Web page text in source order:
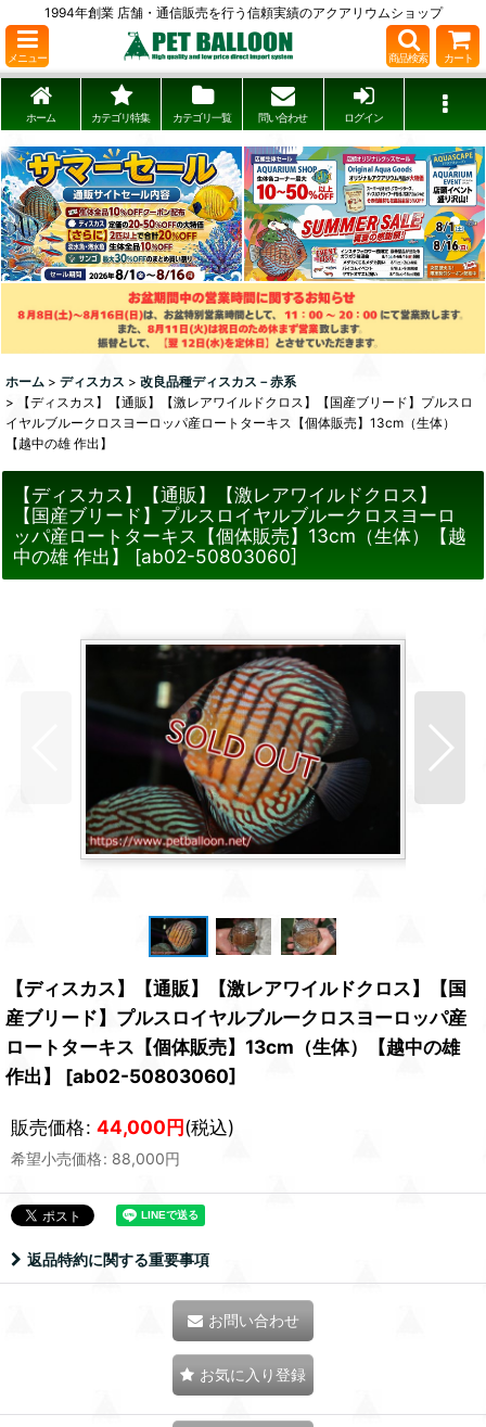
1994年創業 店舗・通信販売を行う信頼実績のアクアリウムショップ
メニュー 商品検索 カート
ホーム カテゴリ特集 カテゴリ一覧 問い合わせ ログイン
ホーム > ディスカス > 改良品種ディスカス－赤系
>
【ディスカス】【通販】【激レアワイルドクロス】【国産ブリード】プルスロ
イヤルブルークロスヨーロッパ産ロートターキス【個体販売】13cm（生体）
【越中の雄 作出】
【ディスカス】【通販】【激レアワイルドクロス】
【国産ブリード】プルスロイヤルブルークロスヨーロ
ッパ産ロートターキス【個体販売】13cm（生体）【越
中の雄 作出】
[ab02-50803060]
【ディスカス】【通販】【激レアワイルドクロス】【国
産ブリード】プルスロイヤルブルークロスヨーロッパ産
ロートターキス【個体販売】13cm（生体）【越中の雄
作出】
[ab02-50803060]
販売価格: 44,000円(税込)
希望小売価格: 88,000円
返品特約に関する重要事項
お問い合わせ
お気に入り登録